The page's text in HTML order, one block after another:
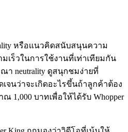
หรือแนวคิดสนับสนุนความ
เร็วในการใช้งานที่เท่าเทียมกัน
า neutrality ดูสนุกชมง่ายที่
จนว่าจะเกิดอะไรขึ้นถ้าลูกค้าต้อง
1,000 บาทเพื่อให้ได้รับ Whopper